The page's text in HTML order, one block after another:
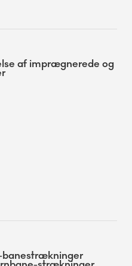
af imprægnerede og
banestrækninger